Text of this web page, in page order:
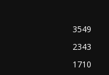
3549
2343
1710